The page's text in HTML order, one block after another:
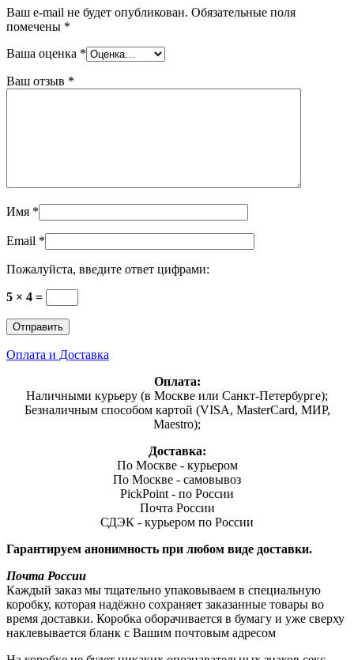
Ваш e-mail не будет опубликован. Обязательные поля
помечены *
Ваша оценка *
Ваш отзыв *
Имя *
Email *
Пожалуйста, введите ответ цифрами:
5 × 4 =
Оплата и Доставка
Оплата:
Наличными курьеру (в Москве или Санкт-Петербурге);
Безналичным способом картой (VISA, MasterCard, МИР,
Maestro);
Доставка:
По Москве - курьером
По Москве - самовывоз
PickPoint - по России
Почта России
СДЭК - курьером по России
Гарантируем анонимность при любом виде доставки.
Почта России
Каждый заказ мы тщательно упаковываем в специальную
коробку, которая надёжно сохраняет заказанные товары во
время доставки. Коробка оборачивается в бумагу и уже сверху
наклевывается бланк с Вашим почтовым адресом